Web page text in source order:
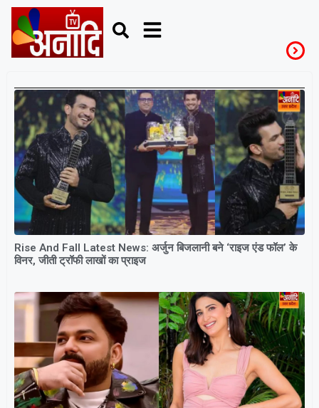
RiseAndFall
Rise And Fall Latest News: अर्जुन बिजलानी बने ‘राइज एंड फॉल’ के
विनर, जीती ट्रॉफी लाखों का प्राइज